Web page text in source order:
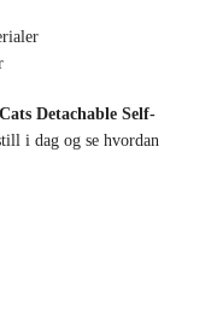
Cats Detachable Self-
i dag og se hvordan